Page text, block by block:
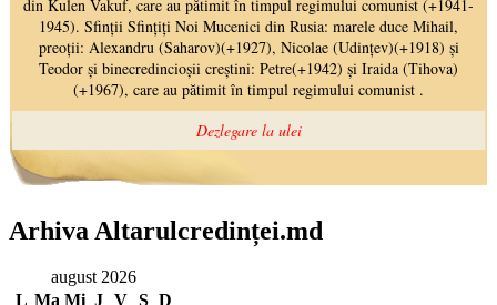
Arhiva Altarulcredinței.md
august 2026
L Ma Mi J V S D